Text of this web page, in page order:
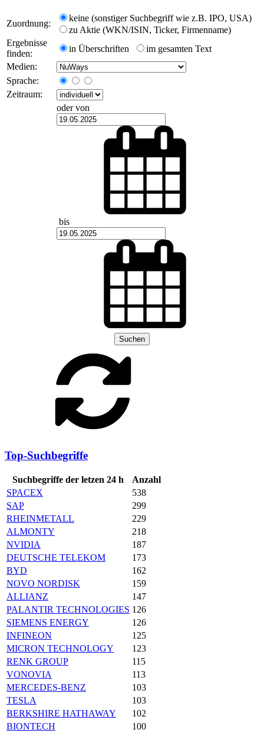
Zuordnung:
keine (sonstiger Suchbegriff wie z.B. IPO, USA)
zu Aktie (WKN/ISIN, Ticker, Firmenname)
Ergebnisse
finden:
in Überschriften
im gesamten Text
Medien:
Sprache:
Zeitraum:
oder von
bis
Suchen
Top-Suchbegriffe
Suchbegriffe der letzen 24 h
Anzahl
SPACEX
538
SAP
299
RHEINMETALL
229
ALMONTY
218
NVIDIA
187
DEUTSCHE TELEKOM
173
BYD
162
NOVO NORDISK
159
ALLIANZ
147
PALANTIR TECHNOLOGIES 126
SIEMENS ENERGY
126
INFINEON
125
MICRON TECHNOLOGY
123
RENK GROUP
115
VONOVIA
113
MERCEDES-BENZ
103
TESLA
103
BERKSHIRE HATHAWAY
102
BIONTECH
100